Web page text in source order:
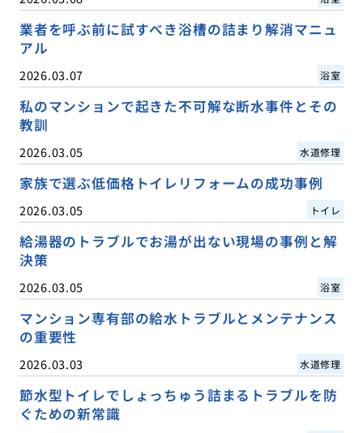
業者を呼ぶ前に試すべき浴槽の詰まり解消マニュ
アル
2026.03.07 浴室
私のマンションで起きた不可解な断水事件とその
教訓
2026.03.05 水道修理
家族で選ぶ低価格トイレリフォームの成功事例
2026.03.05 トイレ
給湯器のトラブルでお湯が出ない現場の事例と解
決策
2026.03.05 浴室
マンション専有部の給水トラブルとメンテナンス
の重要性
2026.03.03 水道修理
節水型トイレでしょっちゅう詰まるトラブルを防
ぐための新常識